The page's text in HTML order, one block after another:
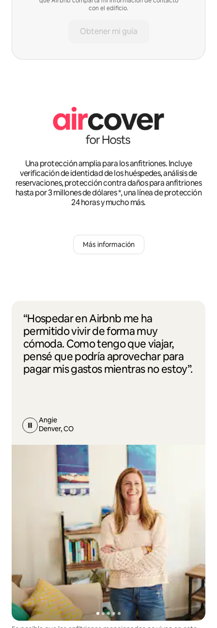
con el edificio.
Obtener mi guía
Una protección amplia para los anfitriones. Incluye
verificación de identidad de los huéspedes, análisis de
reservaciones, protección contra daños para anfitriones
hasta por 3 millones de dólares *, una línea de protección
24 horas y mucho más.
Más información
“Hospedar en Airbnb me ha
permitido vivir de forma muy
cómoda. Como tengo que viajar,
pensé que podría aprovechar para
pagar mis gastos mientras no estoy”.
Angie
Denver, CO